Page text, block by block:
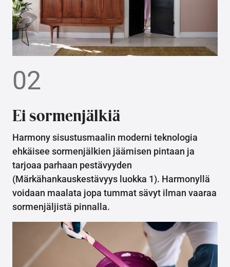
02
Ei sormenjälkiä
Harmony sisustusmaalin moderni teknologia
ehkäisee sormenjälkien jäämisen pintaan ja
tarjoaa parhaan pestävyyden
(Märkähankauskestävyys luokka 1). Harmonyllä
voidaan maalata jopa tummat sävyt ilman vaaraa
sormenjäljistä pinnalla.